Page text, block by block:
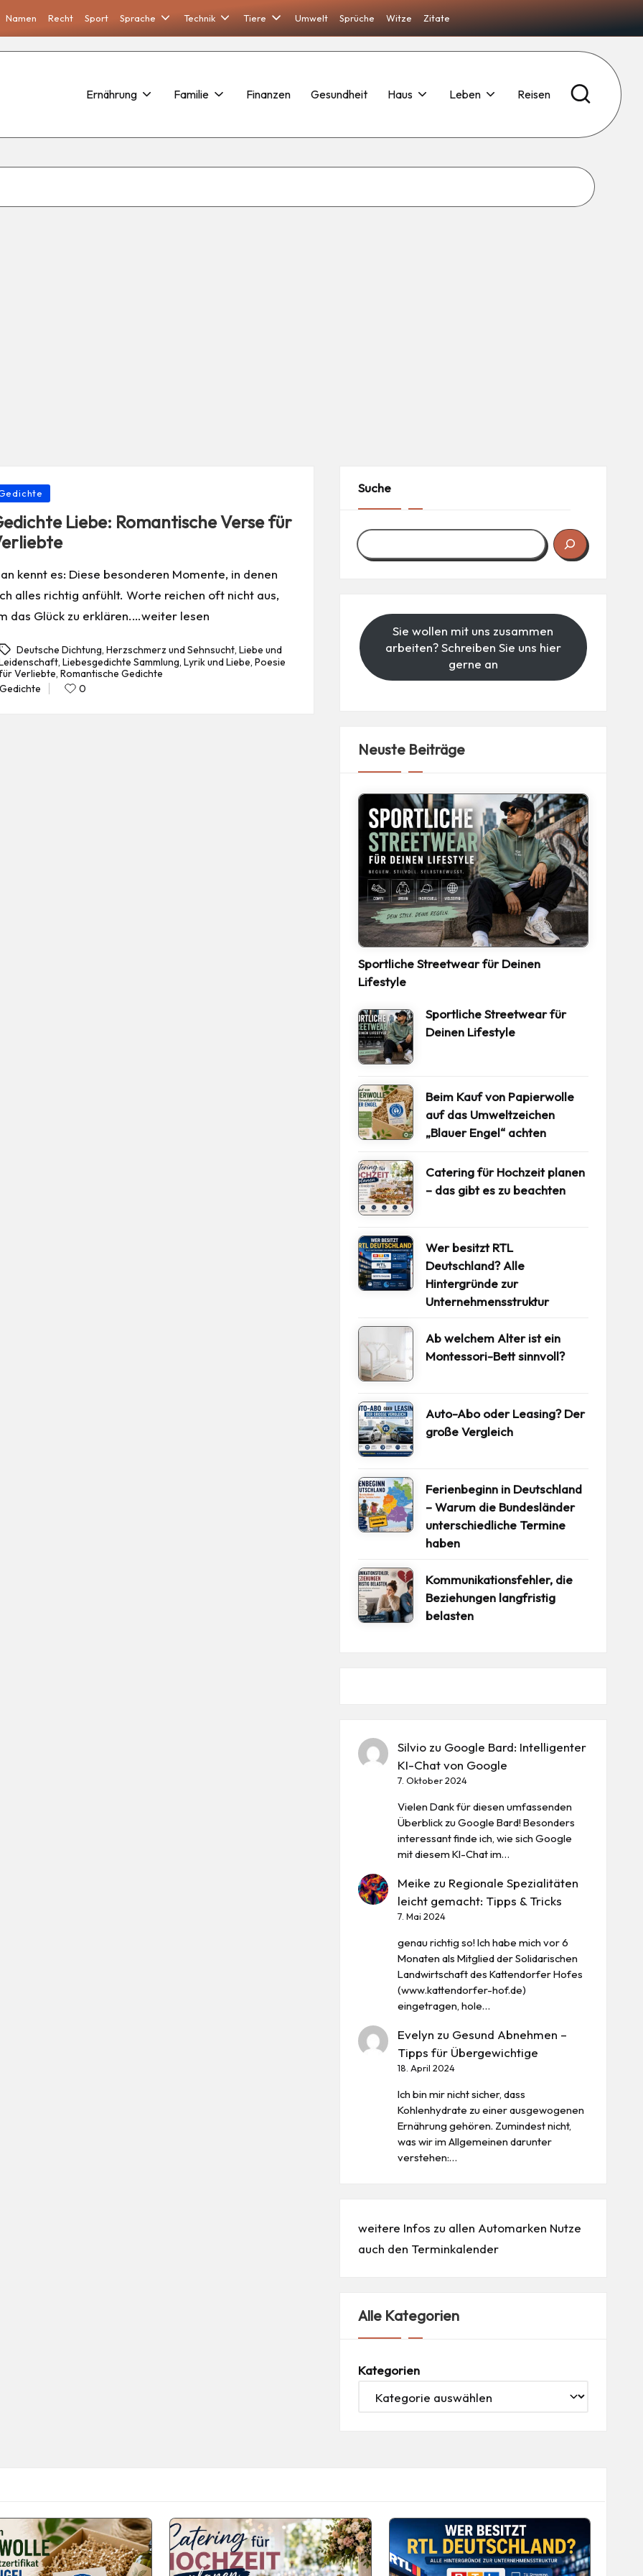
Namen Recht Sport Sprache Technik Tiere Umwelt Sprüche Witze Zitate
Ernährung Familie Finanzen Gesundheit Haus Leben Reisen
Liebe: Romantische Verse für
kennt es: Diese besonderen Momente, in denen
alles richtig anfühlt. Worte reichen oft nicht aus,
das Glück zu erklären.…weiter lesen
Deutsche Dichtung,Herzschmerz und Sehnsucht,Liebe und
,Liebesgedichte Sammlung,Lyrik und Liebe,Poesie
Verliebte,Romantische Gedichte
0
Suche
Sie wollen mit uns zusammen
arbeiten? Schreiben Sie uns hier
gerne an
Neuste Beiträge
Sportliche Streetwear für Deinen
Lifestyle
Sportliche Streetwear für
Deinen Lifestyle
Beim Kauf von Papierwolle
auf das Umweltzeichen
„Blauer Engel“ achten
Catering für Hochzeit planen
– das gibt es zu beachten
Wer besitzt RTL
Deutschland? Alle
Hintergründe zur
Unternehmensstruktur
Ab welchem Alter ist ein
Montessori-Bett sinnvoll?
Auto-Abo oder Leasing? Der
große Vergleich
Ferienbeginn in Deutschland
– Warum die Bundesländer
unterschiedliche Termine
haben
Kommunikationsfehler, die
Beziehungen langfristig
belasten
Silvio zu Google Bard: Intelligenter
KI-Chat von Google
7. Oktober 2024
Vielen Dank für diesen umfassenden
Überblick zu Google Bard! Besonders
interessant finde ich, wie sich Google
mit diesem KI-Chat im…
Meike zu Regionale Spezialitäten
leicht gemacht: Tipps & Tricks
7. Mai 2024
genau richtig so! Ich habe mich vor 6
Monaten als Mitglied der Solidarischen
Landwirtschaft des Kattendorfer Hofes
(www.kattendorfer-hof.de)
eingetragen, hole…
Evelyn zu Gesund Abnehmen –
Tipps für Übergewichtige
18. April 2024
Ich bin mir nicht sicher, dass
Kohlenhydrate zu einer ausgewogenen
Ernährung gehören. Zumindest nicht,
was wir im Allgemeinen darunter
verstehen:…
weitere Infos zu allen Automarken Nutze
auch den Terminkalender
Alle Kategorien
Kategorien